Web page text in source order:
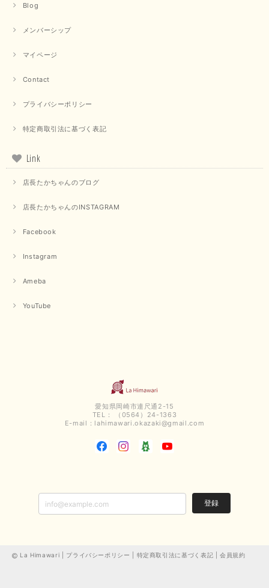
Blog
メンバーシップ
マイページ
Contact
プライバシーポリシー
特定商取引法に基づく表記
Link
店長たかちゃんのブログ
店長たかちゃんのINSTAGRAM
Facebook
Instagram
Ameba
YouTube
愛知県岡崎市連尺通2-15
TEL： （0564）24-1363
E-mail： lahimawari.okazaki@gmail.com
登録
La Himawari | プライバシーポリシー 特定商取引法に基づく表記 |会員規約